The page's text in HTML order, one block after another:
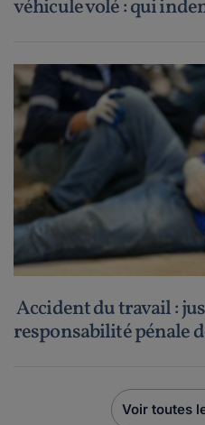
véhicule volé : qui
Accident du travail :
responsabilité pénale
Voir toutes